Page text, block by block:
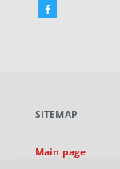
Facebook
new
SITEMAP
Main page